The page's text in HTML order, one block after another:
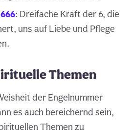
: Dreifache Kraft der 6, die
uns auf Liebe und Pflege
Themen
der Engelnummer
es auch bereichernd sein,
Themen zu